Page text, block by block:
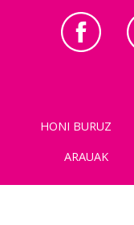
HONI BURUZ
ARAUAK